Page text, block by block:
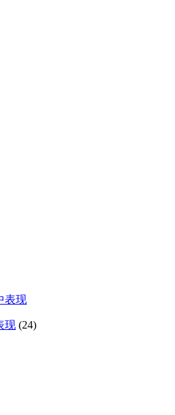
现 (24)